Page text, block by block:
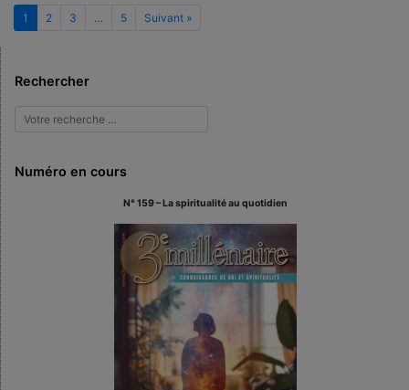
1 2 3 … 5 Suivant »
Rechercher
Numéro en cours
N° 159 – La spiritualité au quotidien